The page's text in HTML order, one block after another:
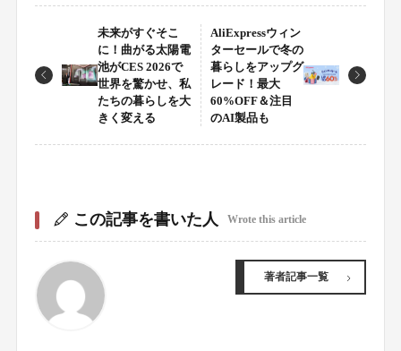
未来がすぐそこ
に！曲がる太陽電
池がCES 2026で
世界を驚かせ、私
たちの暮らしを大
きく変える
AliExpressウィン
ターセールで冬の
暮らしをアップグ
レード！最大
60%OFF＆注目
のAI製品も
この記事を書いた人 Wrote this article
著者記事一覧